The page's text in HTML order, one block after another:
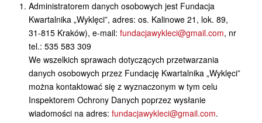
Administratorem danych osobowych jest Fundacja
Kwartalnika „Wyklęci”, adres: os. Kalinowe 21, lok. 89,
31-815 Kraków), e-mail: fundacjawykleci@gmail.com, nr
tel.: 535 583 309
We wszelkich sprawach dotyczących przetwarzania
danych osobowych przez Fundację Kwartalnika „Wyklęci”
można kontaktować się z wyznaczonym w tym celu
Inspektorem Ochrony Danych poprzez wysłanie
wiadomości na adres: fundacjawykleci@gmail.com.